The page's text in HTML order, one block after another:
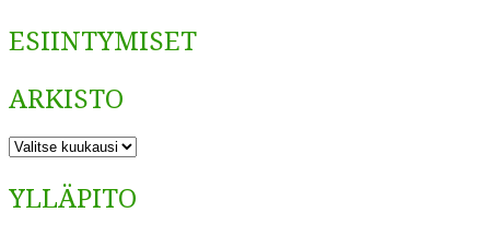
ESIINTYMISET
ARKISTO
ARKISTO
YLLÄPITO